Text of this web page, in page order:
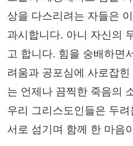
상을 다스리려는 자들은
과시합니다. 아니 자신의
고 합니다. 힘을 숭배하면
려움과 공포심에 사로잡
는 언제나 끔찍한 죽음의
우리 그리스도인들은 두
서로 섬기며 함께 한 마음